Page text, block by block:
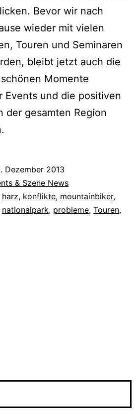
Bevor wir nach
wieder mit vielen
Touren und Seminaren
bleibt jetzt auch die
Momente
Events und die positiven
der gesamten Region
Dezember 2013
& Szene News
harz, konflikte, mountainbiker,
nationalpark, probleme, Touren,